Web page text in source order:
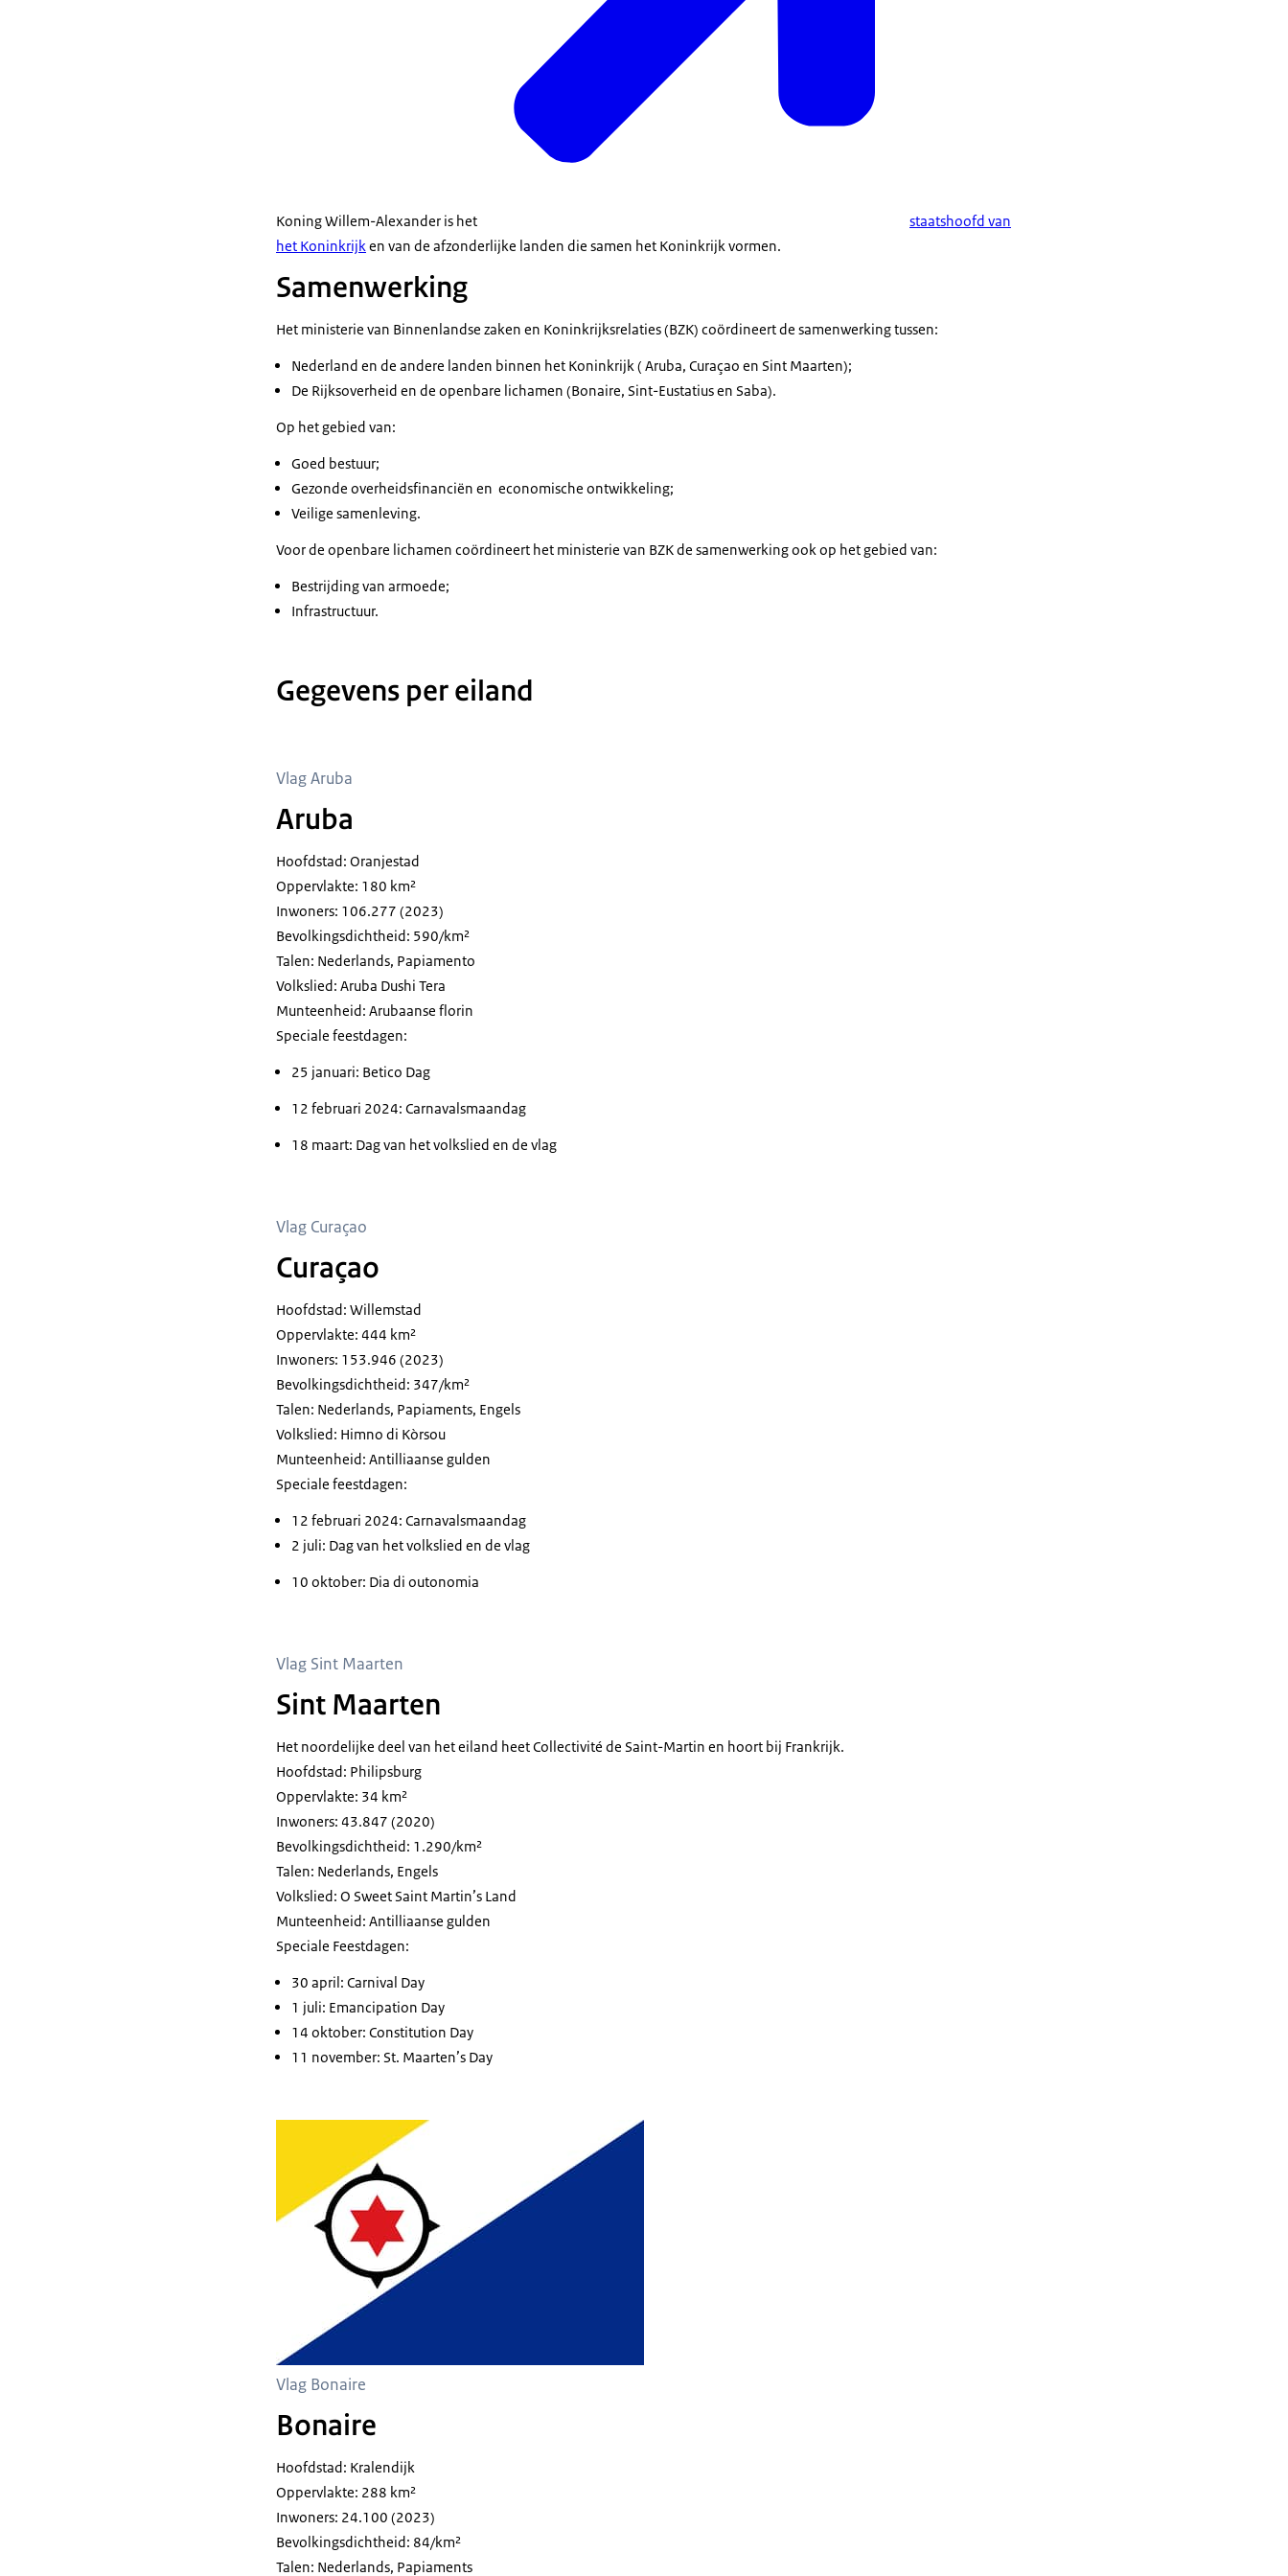
Koning Willem-Alexander is het
staatshoofd van
het Koninkrijken van de afzonderlijke landen die samen het Koninkrijk vormen.
Samenwerking
Het ministerie van Binnenlandse zaken en Koninkrijksrelaties (BZK) coördineert de samenwerking tussen:
Nederland en de andere landen binnen het Koninkrijk ( Aruba, Curaçao en Sint Maarten);
De Rijksoverheid en de openbare lichamen (Bonaire, Sint-Eustatius en Saba).
Op het gebied van:
Goed bestuur;
Gezonde overheidsfinanciën en economische ontwikkeling;
Veilige samenleving.
Voor de openbare lichamen coördineert het ministerie van BZK de samenwerking ook op het gebied van:
Bestrijding van armoede;
Infrastructuur.
Gegevens per eiland
Vlag Aruba
Aruba
Hoofdstad: Oranjestad
Oppervlakte: 180 km²
Inwoners: 106.277 (2023)
Bevolkingsdichtheid: 590/km²
Talen: Nederlands, Papiamento
Volkslied: Aruba Dushi Tera
Munteenheid: Arubaanse florin
Speciale feestdagen:
25 januari: Betico Dag
12 februari 2024: Carnavalsmaandag
18 maart: Dag van het volkslied en de vlag
Vlag Curaçao
Curaçao
Hoofdstad: Willemstad
Oppervlakte: 444 km²
Inwoners: 153.946 (2023)
Bevolkingsdichtheid: 347/km²
Talen: Nederlands, Papiaments, Engels
Volkslied: Himno di Kòrsou
Munteenheid: Antilliaanse gulden
Speciale feestdagen:
12 februari 2024: Carnavalsmaandag
2 juli: Dag van het volkslied en de vlag
10 oktober: Dia di outonomia
Vlag Sint Maarten
Sint Maarten
Het noordelijke deel van het eiland heetCollectivité de Saint-Martin en hoort bij Frankrijk.
Hoofdstad: Philipsburg
Oppervlakte: 34 km²
Inwoners: 43.847 (2020)
Bevolkingsdichtheid: 1.290/km²
Talen: Nederlands, Engels
Volkslied: O Sweet Saint Martin’s Land
Munteenheid: Antilliaanse gulden
Speciale Feestdagen:
30 april: Carnival Day
1 juli: Emancipation Day
14 oktober: Constitution Day
11 november: St. Maarten’s Day
Vlag Bonaire
Bonaire
Hoofdstad: Kralendijk
Oppervlakte: 288 km²
Inwoners: 24.100 (2023)
Bevolkingsdichtheid: 84/km²
Talen: Nederlands, Papiaments